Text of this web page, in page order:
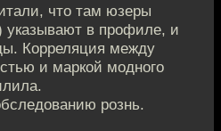
что там юзеры
указывают в профиле, и
Корреляция между
и маркой модного
рознь.